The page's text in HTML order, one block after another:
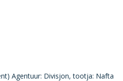
Agentuur: Divisjon, tootja: Nafta